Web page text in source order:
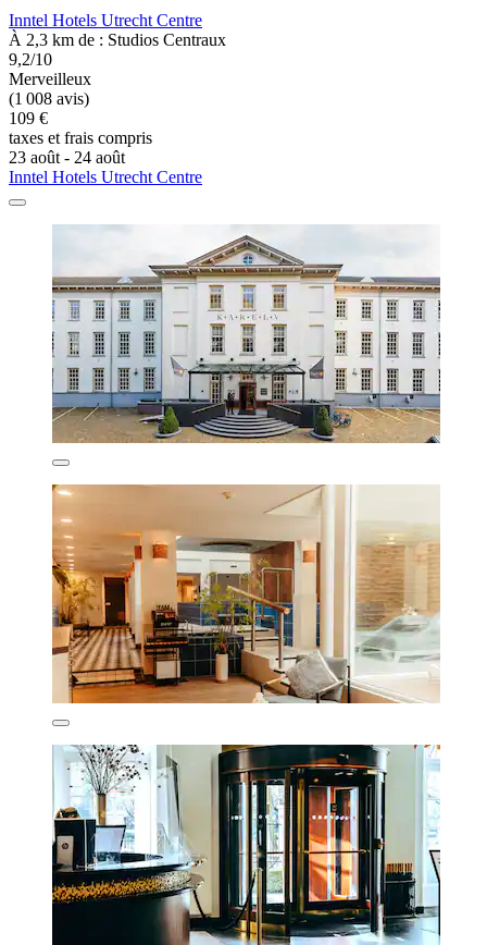
Inntel Hotels Utrecht Centre
À 2,3 km de : Studios Centraux
9,2/10
Merveilleux
(1 008 avis)
109 €
taxes et frais compris
23 août - 24 août
Inntel Hotels Utrecht Centre